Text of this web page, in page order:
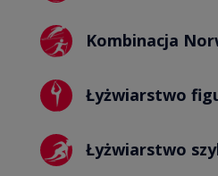
Kombinacja
Łyżwiarstwo
Łyżwiarstwo